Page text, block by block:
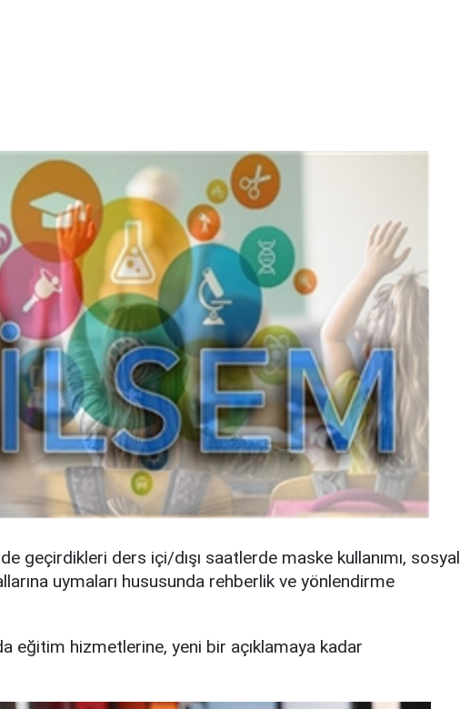
geçirdikleri ders içi/dışı saatlerde maske kullanımı, sosyal
uymaları hususunda rehberlik ve yönlendirme
eğitim hizmetlerine, yeni bir açıklamaya kadar